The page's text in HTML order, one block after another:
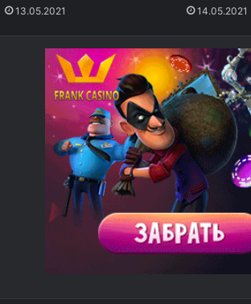
13.05.2021 14.05.2021